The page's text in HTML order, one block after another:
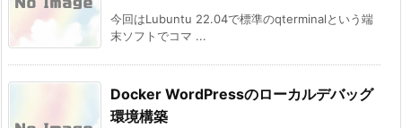
今回はLubuntu 22.04で標準のqterminalという端
末ソフトでコマ ...
Docker WordPressのローカルデバッグ
環境構築